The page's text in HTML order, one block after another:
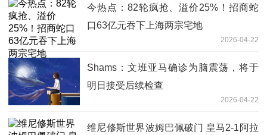
今热点：82轮疯抢、溢价25%！招商蛇
口63亿元吞下上海两宗宅地
2026-04-22
Shams：文班亚马确诊为脑震荡，将于
明日接受后续检查
2026-04-22
维尼修斯世界波姆巴佩破门 皇马2-1阿拉